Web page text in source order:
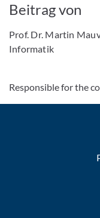
Beitrag von
Prof. Dr. Martin
Informatik
Responsible for the